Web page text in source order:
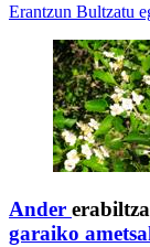
Erantzun Bultzatu
Ander
garaiko